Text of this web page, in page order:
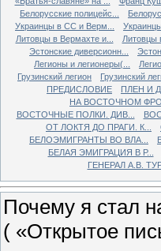
Белорусские полицейс...
Украинцы в СС и Верм...
Литовцы в Вермахте и...
Литовцы
Эстонские диверсионн...
Легионы и легионеры(...
Грузинский легион
Грузинский
ПРЕДИСЛОВИЕ
ПЛЕН И
НА ВОСТОЧНОМ
ВОСТОЧНЫЕ ПОЛКИ. ДИВ...
ОТ ЛОКТЯ ДО ПРАГИ. К...
БЕЛОЭМИГРАНТЫ ВО ВЛА...
БЕЛАЯ ЭМИГРАЦИЯ В Р...
ГЕНЕРАЛ А.В.
Почему я стал
( «Открытое